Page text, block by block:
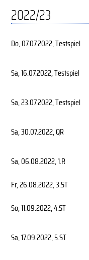
2022/23
Do, 07.07.2022, Testspiel
Sa, 16.07.2022, Testspiel
Sa, 23.07.2022, Testspiel
Sa, 30.07.2022, QR
Sa, 06.08.2022, 1.R
Fr, 26.08.2022, 3.ST
So, 11.09.2022, 4.ST
Sa, 17.09.2022, 5.ST